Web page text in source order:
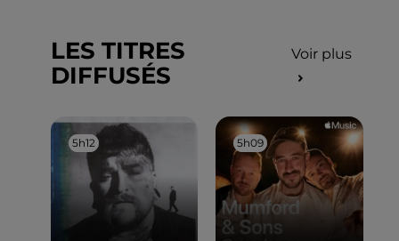
LES TITRES
DIFFUSÉS
Voir plus
5h12
5h12 5h09
5h09